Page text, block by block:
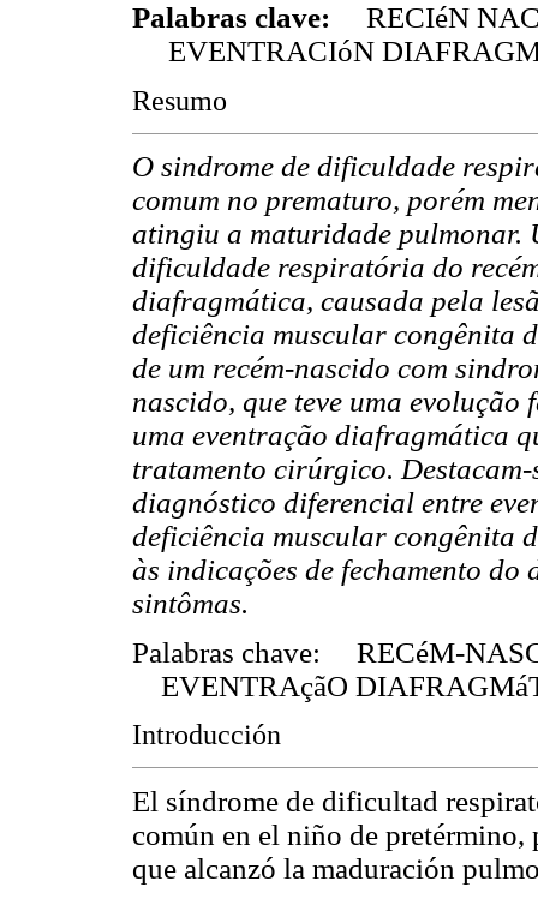
Palabras clave:
RECIéN
EVENTRACIóN
Resumo
O sindrome de dificuldade
comum no prematuro, porém
atingiu a maturidade pulmonar.
dificuldade respiratória do
diafragmática, causada pela
deficiência muscular congênita
de um recém-nascido com
nascido, que teve uma
uma eventração diafragmática
tratamento cirúrgico. Destacam-
diagnóstico diferencial entre
deficiência muscular congênita
às indicações de fechamento do
sintômas.
Palabras chave: RECéM-
EVENTRAçãO
Introducción
El síndrome de dificultad
común en el niño de pretérmino,
que alcanzó la maduración